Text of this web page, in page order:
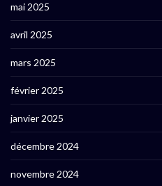
mai 2025
avril 2025
mars 2025
février 2025
janvier 2025
décembre 2024
novembre 2024